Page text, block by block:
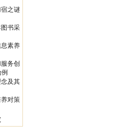
之谜
书采
素养
务创
及其
对策